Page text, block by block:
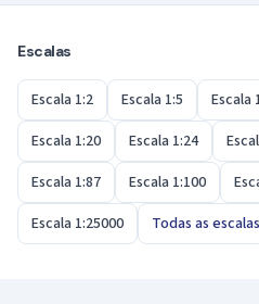
execução, usa o 1:20 ou o 1:10.
Escalas
Escala 1:2 Escala 1:5 Escala
Escala 1:20
Escala 1:24
Escala 1:87
Escala 1:100
Escala 1:25000
Todas as escalas